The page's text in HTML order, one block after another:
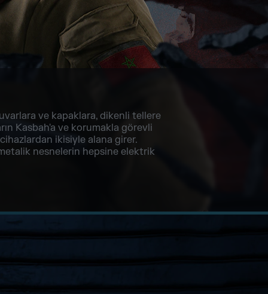
ve kapaklara, dikenli tellere
Kasbah'a ve korumakla görevli
ikisiyle alana girer.
nesnelerin hepsine elektrik